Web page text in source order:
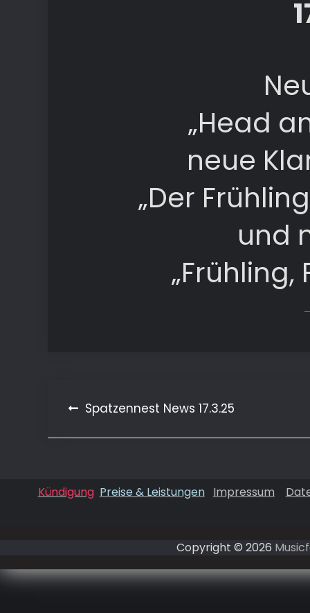
„Head
neue
„Der
und
„Frühling,
Beitragsnavigation
Spatzennest News 17.3.25
Kündigung Preise & Leistungen Impressum
Copyright © 2026